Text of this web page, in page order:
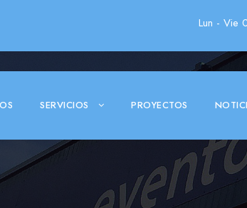
Lun - Vie
SERVICIOS PROYECTOS